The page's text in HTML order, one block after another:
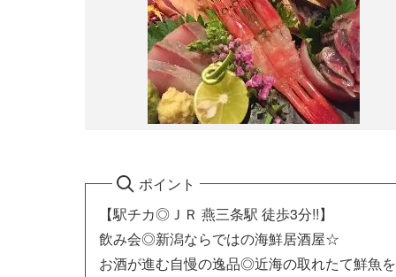
ポイント
【駅チカ◎ＪＲ 燕三条駅 徒歩3分!!】
飲み会◎新潟ならではの海鮮居酒屋☆
お酒が進む自慢の逸品◎近海の取れたて鮮魚